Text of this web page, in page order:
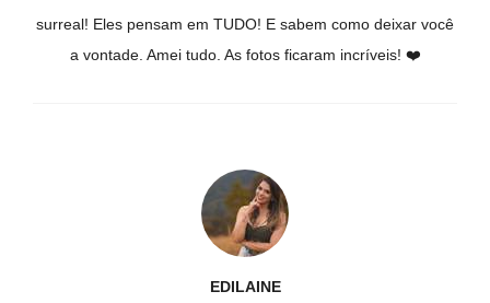
surreal! Eles pensam em TUDO! E sabem como deixar você
a vontade. Amei tudo. As fotos ficaram incríveis! ❤️
EDILAINE